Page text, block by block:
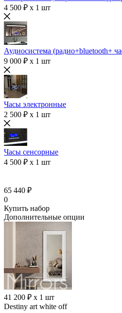
4 500 ₽ x 1 шт
Аудиосистема (радио+bluetooth+
9 000 ₽ x 1 шт
Часы электронные
2 500 ₽ x 1 шт
Часы сенсорные
4 500 ₽ x 1 шт
65 440 ₽
0
Купить набор
Дополнительные опции
41 200 ₽ x 1 шт
Destiny art white off